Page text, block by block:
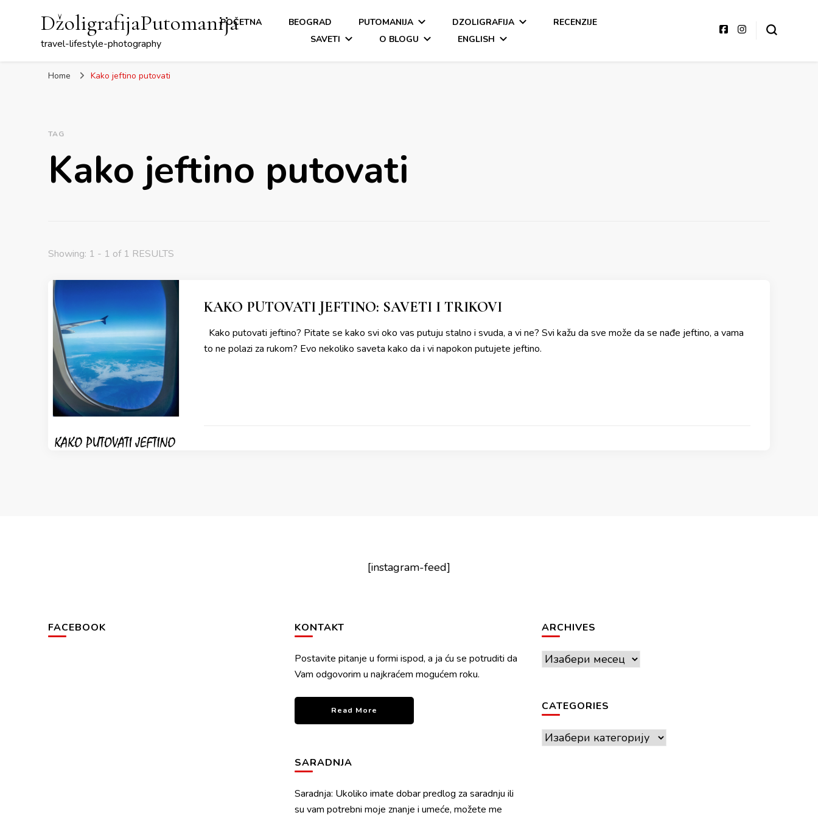
DžoligrafijaPutomanija
travel-lifestyle-photography
POČETNA BEOGRAD PUTOMANIJA DZOLIGRAFIJA
RECENZIJE
SAVETI
O BLOGU ENGLISH
Home Kako jeftino putovati
TAG
Kako jeftino putovati
Showing: 1 - 1 of 1 RESULTS
KAKO PUTOVATI JEFTINO: SAVETI I TRIKOVI
Kako putovati jeftino? Pitate se kako svi oko vas putuju stalno i svuda, a vi ne? Svi kažu da sve može da se nađe jeftino, a vama
to ne polazi za rukom? Evo nekoliko saveta kako da i vi napokon putujete jeftino.
[instagram-feed]
FACEBOOK KONTAKT
Postavite pitanje u formi ispod, a ja ću se potruditi da
Vam odgovorim u najkraćem mogućem roku.
Read More
SARADNJA
Saradnja: Ukoliko imate dobar predlog za saradnju ili
su vam potrebni moje znanje i umeće, možete me
ARCHIVES
Archives
CATEGORIES
Categories